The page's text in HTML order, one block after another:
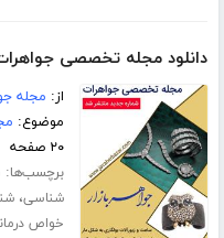
دانلود مجله تخصصی جواهرات - 21
از: مجله
موضوع:
۲۰ صفحه
برچسب‌ها:
شناسی،
خواص